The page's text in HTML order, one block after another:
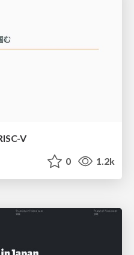
V
0 1.2k